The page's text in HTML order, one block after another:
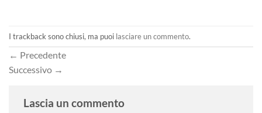
I trackback sono chiusi, ma puoi lasciare un commento.
← Precedente
Successivo →
Lascia un commento